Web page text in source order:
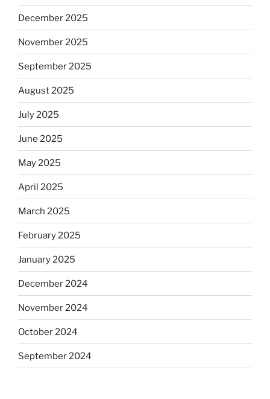
December 2025
November 2025
September 2025
August 2025
July 2025
June 2025
May 2025
April 2025
March 2025
February 2025
January 2025
December 2024
November 2024
October 2024
September 2024